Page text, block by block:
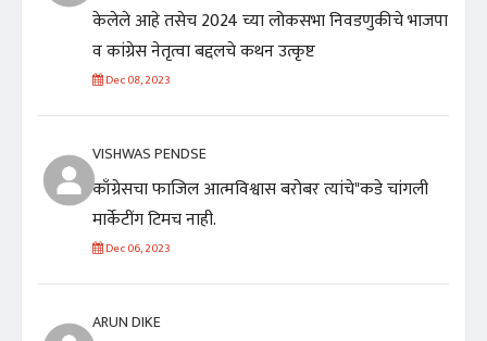
केलेले आहे तसेच 2024 च्या लोकसभा निवडणुकीचे भाजपा
व कांग्रेस नेतृत्वा बद्दलचे कथन उत्कृष्ट
Dec 08, 2023
VISHWAS PENDSE
काँग्रेसचा फाजिल आत्मविश्वास बरोबर त्यांचे"कडे चांगली
मार्केटींग टिमच नाही.
Dec 06, 2023
ARUN DIKE